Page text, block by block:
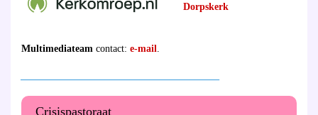
Dorpskerk
Multimediateam contact: e-mail
Crisispastoraat